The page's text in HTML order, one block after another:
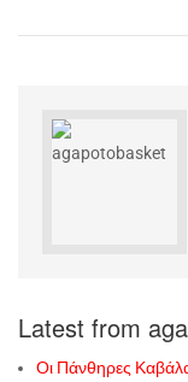
Latest from
Οι Πάνθηρες